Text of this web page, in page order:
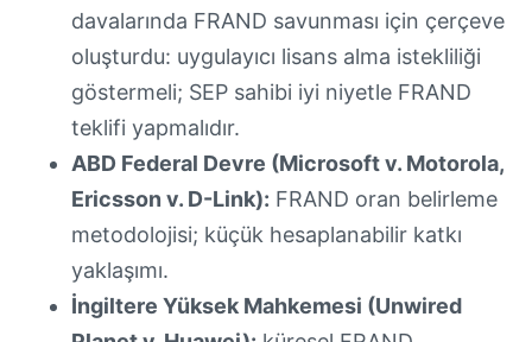
davalarında FRAND savunması için çerçeve
oluşturdu: uygulayıcı lisans alma istekliliği
göstermeli; SEP sahibi iyi niyetle FRAND
teklifi yapmalıdır.
ABD Federal Devre (Microsoft v. Motorola,
Ericsson v. D-Link): FRAND oran belirleme
metodolojisi; küçük hesaplanabilir katkı
yaklaşımı.
İngiltere Yüksek Mahkemesi (Unwired